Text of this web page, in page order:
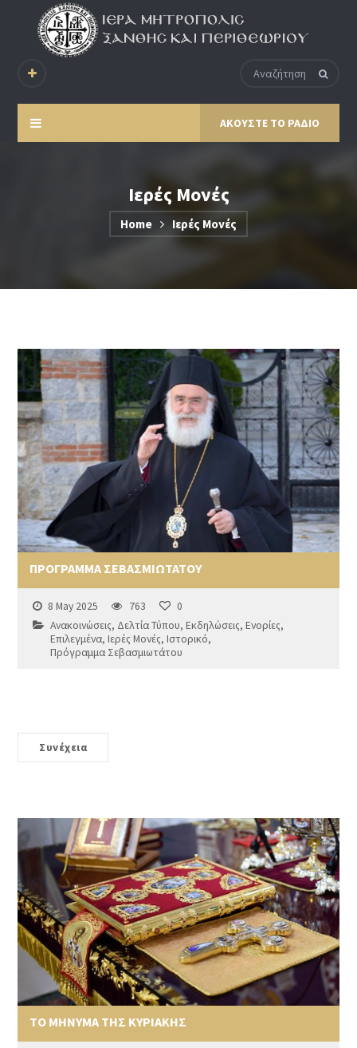
ΑΚΟΥΣΤΕ ΤΟ ΡΑΔΙΟ
Ιερές Μονές
Home Ιερές Μονές
ΠΡΟΓΡΑΜΜΑ ΣΕΒΑΣΜΙΩΤΑΤΟΥ
8 May 2025 763
0
Ανακοινώσεις, Δελτία Τύπου,Εκδηλώσεις,Ενορίες,
Επιλεγμένα,Ιερές Μονές,Ιστορικό,
Πρόγραμμα Σεβασμιωτάτου
Συνέχεια
ΤΟ ΜΗΝΥΜΑ ΤΗΣ ΚΥΡΙΑΚΗΣ